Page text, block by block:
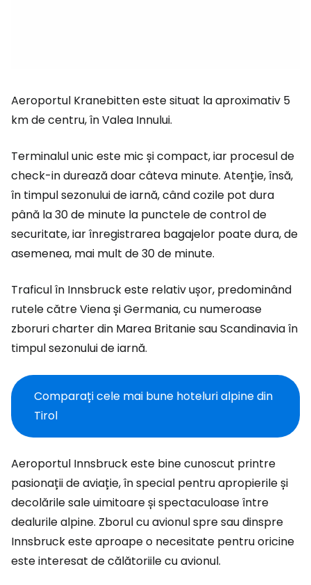
Aeroportul Kranebitten este situat la aproximativ 5
km de centru, în Valea Innului.
Terminalul unic este mic și compact, iar procesul de
check-in durează doar câteva minute. Atenție, însă,
în timpul sezonului de iarnă, când cozile pot dura
până la 30 de minute la punctele de control de
securitate, iar înregistrarea bagajelor poate dura, de
asemenea, mai mult de 30 de minute.
Traficul în Innsbruck este relativ ușor, predominând
rutele către Viena și Germania, cu numeroase
zboruri charter din Marea Britanie sau Scandinavia în
timpul sezonului de iarnă.
Comparați cele mai bune hoteluri alpine din
Tirol
Aeroportul Innsbruck este bine cunoscut printre
pasionații de aviație, în special pentru apropierile și
decolările sale uimitoare și spectaculoase între
dealurile alpine. Zborul cu avionul spre sau dinspre
Innsbruck este aproape o necesitate pentru oricine
este interesat de călătoriile cu avionul.